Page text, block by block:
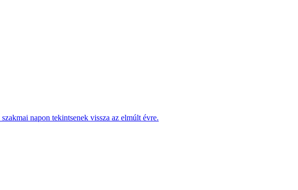
napon tekintsenek vissza az elmúlt évre.